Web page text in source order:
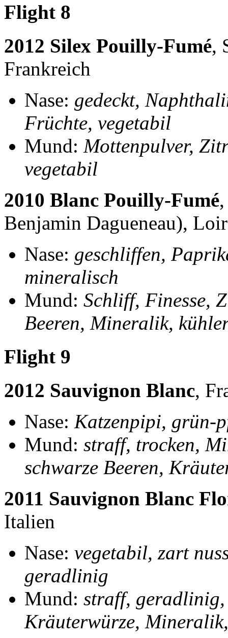
Flight 8
2012 Silex Pouilly-Fumé,
Frankreich
Nase: gedeckt,
Früchte, vegetabil
Mund: Mottenpulver,
vegetabil
2010 Blanc Pouilly-Fumé
Benjamin Dagueneau),
Nase: geschliffen,
mineralisch
Mund: Schliff, Finesse,
Beeren, Mineralik,
Flight 9
2012 Sauvignon Blanc,
Nase: Katzenpipi, grün-
Mund: straff, trocken,
schwarze Beeren,
2011 Sauvignon Blanc
Italien
Nase: vegetabil, zart
geradlinig
Mund: straff,
Kräuterwürze,